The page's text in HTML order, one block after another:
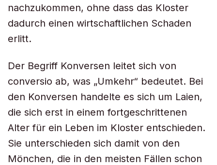
nachzukommen, ohne dass das Kloster
dadurch einen wirtschaftlichen Schaden
erlitt.
Der Begriff Konversen leitet sich von
conversio ab, was „Umkehr“ bedeutet. Bei
den Konversen handelte es sich um Laien,
die sich erst in einem fortgeschrittenen
Alter für ein Leben im Kloster entschieden.
Sie unterschieden sich damit von den
Mönchen, die in den meisten Fällen schon